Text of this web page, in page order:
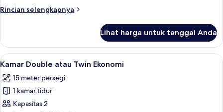
Rincian selengkapnya
Rincian
Kamar
Single
Lihat harga untuk tanggal Anda
Lihat
semua
foto
untuk
Kamar
Selimut bulu angsa, Wi-Fi gratis, dan
4
Kamar Double atau Twin Ekonomi
15 meter persegi
1 kamar tidur
Kapasitas 2